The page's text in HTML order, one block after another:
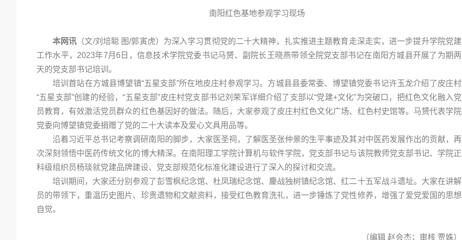
南阳红色基地参观学习现场
本网讯 （文/刘培聪 图/郭寅虎）为深入学习贯彻党的二十大精神，扎实推进主题教育走深走实，进一步提升学院党建
工作水平，2023年7月6日，信息技术学院党委书记马赟、副院长王晓燕带领全院党支部书记在南阳方城县开展了为期两
天的党支部书记培训。
培训首站在方城县博望镇“五星支部”所在地皮庄村参观学习。方城县县委常委、博望镇党委书记许玉龙介绍了皮庄村
“五星支部”创建的经验，“五星支部”皮庄村党支部书记刘荣军详细介绍了支部以“党建+文化”为突破口，把红色文化融入党
员教育，有效激活党员群众的红色基因好的做法。随后，大家参观了皮庄村红色文化广场、红色村史馆等。马赟代表学院
党委向博望镇党委捐赠了党的二十大读本及爱心文具用品等。
沿着习近平总书记考察调研南阳的脚步，大家医圣祠，了解医圣张仲景的生平事迹及其对中医药发展作出的贡献，再
次深刻领悟中医药传统文化的博大精深。在南阳理工学院计算机与软件学院，党支部书记与该院教师党支部书记、学院正
科级组织员杨琰就党建品牌建设、党支部规范化标准化建设进行了深入的探讨和交流。
培训期间，大家还分别参观了彭雪枫纪念馆、杜凤瑞纪念馆、鏖战独树镇纪念馆、红二十五军战斗遗址。大家在讲解
员的带领下，重温历史图片、珍贵遗物和文献资料，接受红色教育洗礼，进一步锤炼了党性修养，增强了爱党爱国的思想
自觉。
（编辑 赵会杰；审核 贾姝）